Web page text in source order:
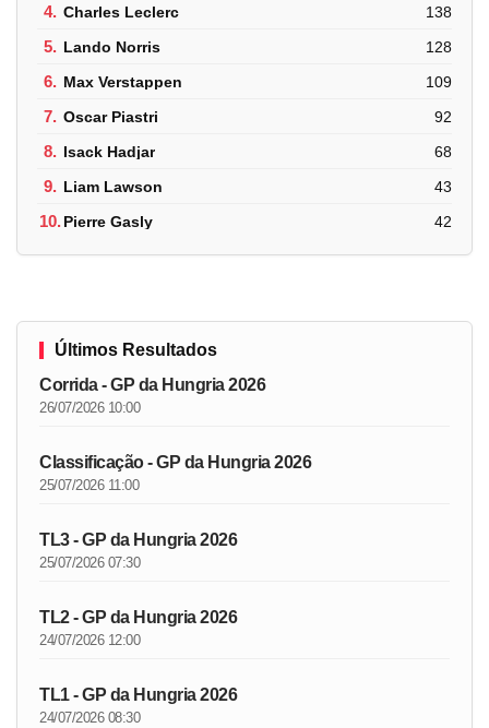
4. Charles Leclerc 138
5. Lando Norris 128
6. Max Verstappen 109
7. Oscar Piastri 92
8. Isack Hadjar 68
9. Liam Lawson 43
10.Pierre Gasly 42
Últimos Resultados
Corrida - GP da Hungria 2026
26/07/2026 10:00
Classificação - GP da Hungria 2026
25/07/2026 11:00
TL3 - GP da Hungria 2026
25/07/2026 07:30
TL2 - GP da Hungria 2026
24/07/2026 12:00
TL1 - GP da Hungria 2026
24/07/2026 08:30